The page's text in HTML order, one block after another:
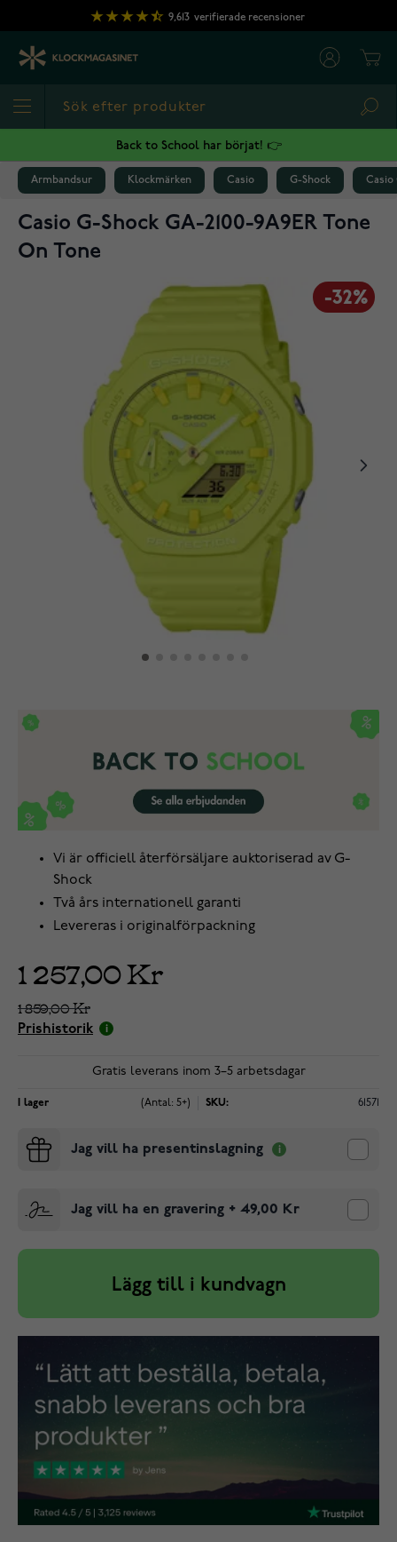
Hoppa till innehållet
9,613 verifierade recensioner
Back to School har börjat! 👉
Armbandsur Klockmärken Casio G-Shock Casio
Casio G-Shock GA-2100-9A9ER Tone
On Tone
-32%
Vi är officiell återförsäljare auktoriserad av G-
Shock
Två års internationell garanti
Levereras i originalförpackning
1 257,00 Kr
1 859,00 Kr
Prishistorik
Gratis leverans inom 3–5 arbetsdagar
I lager (Antal: 5+) SKU: 61571
Jag vill ha presentinslagning
Jag vill ha en gravering + 49,00 Kr
Lägg till i kundvagn